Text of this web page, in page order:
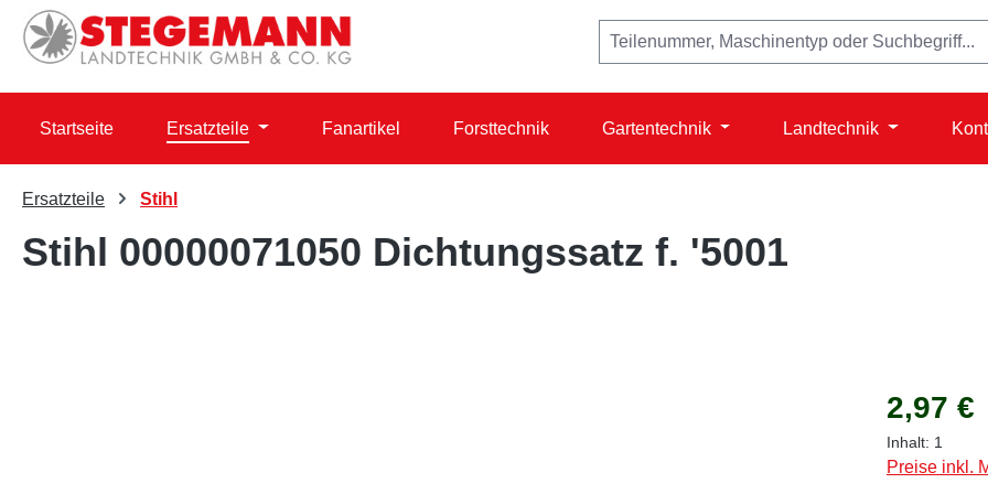
Hauptinhalt springen
Zur Suche springen
Zur Hauptnavigation springen
Startseite Ersatzteile Fanartikel Forsttechnik Gartentechnik Landtechnik
Ersatzteile Stihl
Stihl 00000071050 Dichtungssatz f. '5001
Regulärer
2,97 €
Inhalt: 1
Preise inkl.